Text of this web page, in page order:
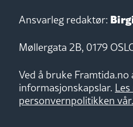
Ansvarleg redaktør:
Møllergata 2B, 0179
Ved å bruke
informasjonskapslar.
personvernpolitikken vår.